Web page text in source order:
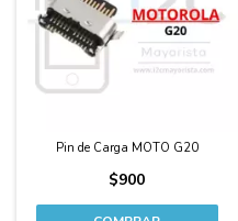
Pin de Carga MOTO G20
$900